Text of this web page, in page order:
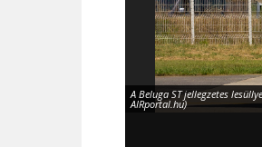
A Beluga ST jellegzetes
AIRportal.hu)